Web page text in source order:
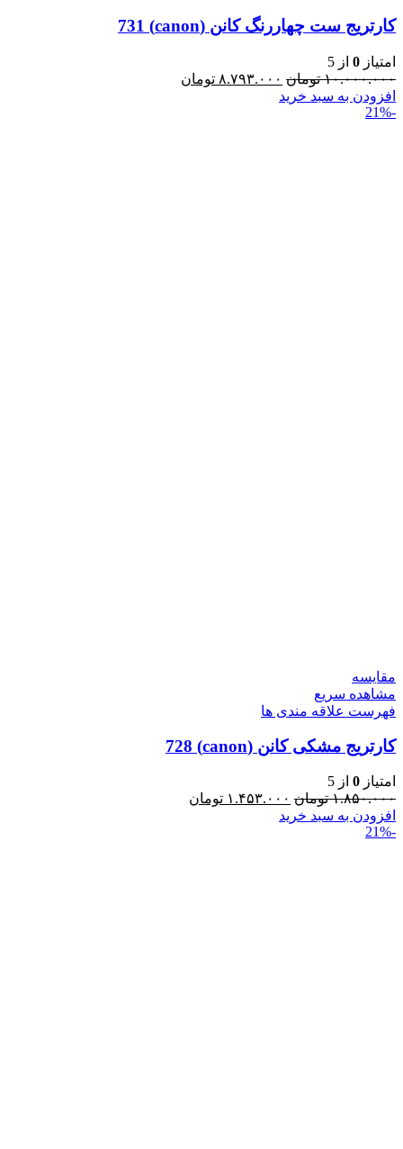
کارتریج ست چهاررنگ کانن (canon) 731
امتیاز 0 از 5
۱۰.۰۰۰.۰۰۰ تومان ۸.۷۹۳.۰۰۰ تومان
افزودن به سبد خرید
-21%
مقایسه
مشاهده سریع
فهرست علاقه مندی ها
کارتریج مشکی کانن (canon) 728
امتیاز 0 از 5
۱.۸۵۰.۰۰۰ تومان ۱.۴۵۳.۰۰۰ تومان
افزودن به سبد خرید
-21%